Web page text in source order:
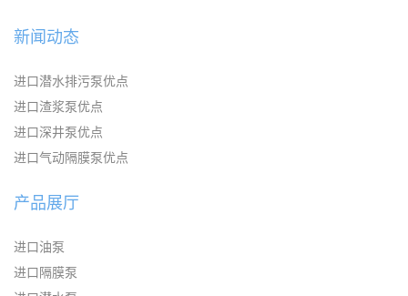
新闻动态
进口潜水排污泵优点
进口渣浆泵优点
进口深井泵优点
进口气动隔膜泵优点
产品展厅
进口油泵
进口隔膜泵